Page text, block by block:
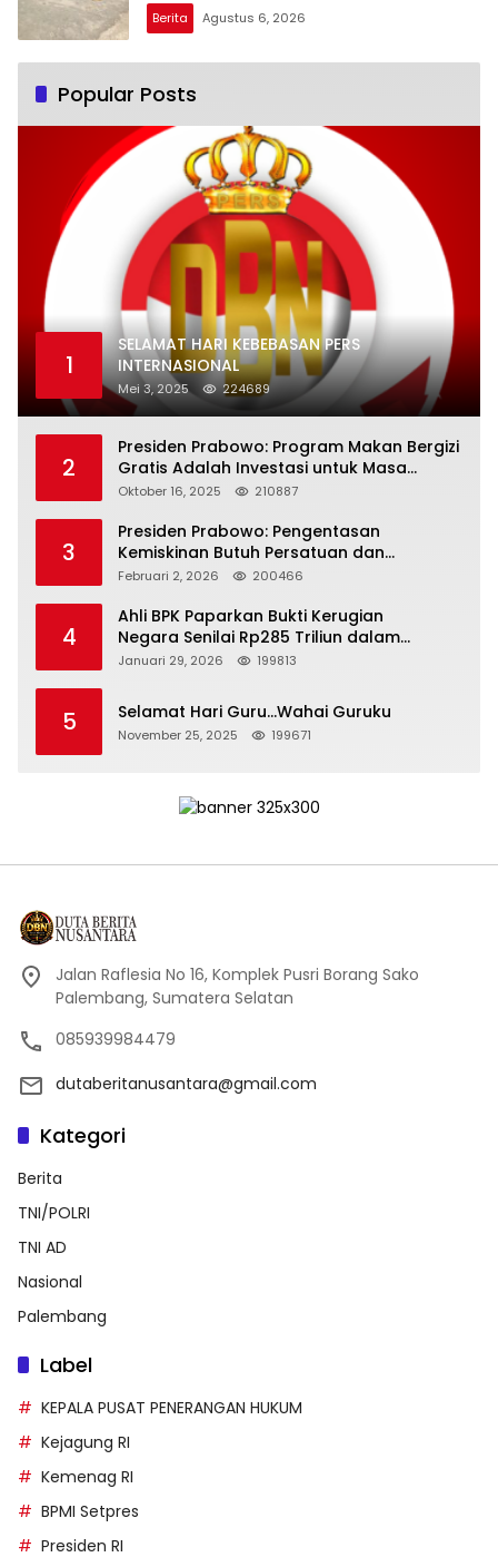
Berita Agustus 6, 2026
Popular Posts
1
SELAMAT HARI KEBEBASAN PERS
INTERNASIONAL
Mei 3, 2025 224689
2
Presiden Prabowo: Program Makan Bergizi
Gratis Adalah Investasi untuk Masa
Depan Bangsa
Oktober 16, 2025 210887
3
Presiden Prabowo: Pengentasan
Kemiskinan Butuh Persatuan dan
Kepemimpinan yang Bertanggung Jawab
Februari 2, 2026 200466
4
Ahli BPK Paparkan Bukti Kerugian
Negara Senilai Rp285 Triliun dalam
Persidangan Korupsi PT Pertamina
Januari 29, 2026 199813
5 Selamat Hari Guru…Wahai Guruku
November 25, 2025 199671
Jalan Raflesia No 16, Komplek Pusri Borang Sako
Palembang, Sumatera Selatan
085939984479
dutaberitanusantara@gmail.com
Kategori
Berita
TNI/POLRI
TNI AD
Nasional
Palembang
Label
KEPALA PUSAT PENERANGAN HUKUM
Kejagung RI
Kemenag RI
BPMI Setpres
Presiden RI